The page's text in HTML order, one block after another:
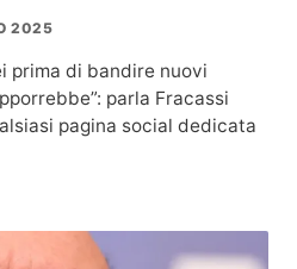
2025
prima di bandire nuovi
parla Fracassi
pagina social dedicata